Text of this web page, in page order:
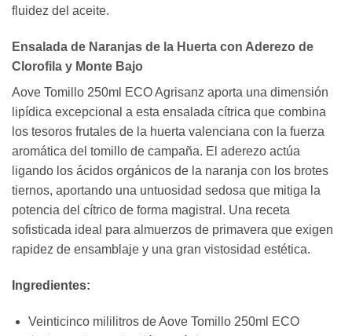
fluidez del aceite.
Ensalada de Naranjas de la Huerta con Aderezo de
Clorofila y Monte Bajo
Aove Tomillo 250ml ECO Agrisanz aporta una dimensión
lipídica excepcional a esta ensalada cítrica que combina
los tesoros frutales de la huerta valenciana con la fuerza
aromática del tomillo de campaña. El aderezo actúa
ligando los ácidos orgánicos de la naranja con los brotes
tiernos, aportando una untuosidad sedosa que mitiga la
potencia del cítrico de forma magistral. Una receta
sofisticada ideal para almuerzos de primavera que exigen
rapidez de ensamblaje y una gran vistosidad estética.
Ingredientes:
Veinticinco mililitros de Aove Tomillo 250ml ECO